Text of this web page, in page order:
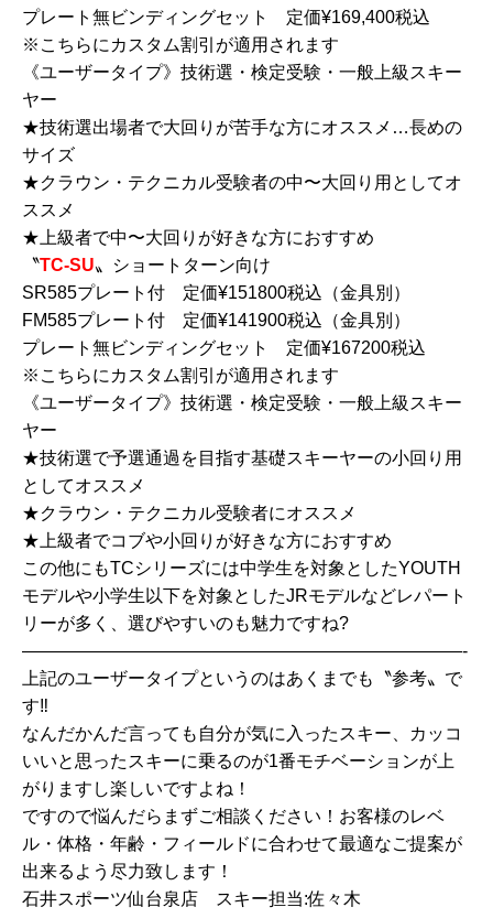
プレート無ビンディングセット 定価¥169,400税込
※こちらにカスタム割引が適用されます
《ユーザータイプ》技術選・検定受験・一般上級スキー
ヤー
★技術選出場者で大回りが苦手な方にオススメ…長めの
サイズ
★クラウン・テクニカル受験者の中〜大回り用としてオ
ススメ
★上級者で中〜大回りが好きな方におすすめ
〝TC-SU〟ショートターン向け
SR585プレート付 定価¥151800税込（金具別）
FM585プレート付 定価¥141900税込（金具別）
プレート無ビンディングセット 定価¥167200税込
※こちらにカスタム割引が適用されます
《ユーザータイプ》技術選・検定受験・一般上級スキー
ヤー
★技術選で予選通過を目指す基礎スキーヤーの小回り用
としてオススメ
★クラウン・テクニカル受験者にオススメ
★上級者でコブや小回りが好きな方におすすめ
この他にもTCシリーズには中学生を対象としたYOUTH
モデルや小学生以下を対象としたJRモデルなどレパート
リーが多く、選びやすいのも魅力ですね?
—————————————————————————-
上記のユーザータイプというのはあくまでも〝参考〟で
す‼️
なんだかんだ言っても自分が気に入ったスキー、カッコ
いいと思ったスキーに乗るのが1番モチベーションが上
がりますし楽しいですよね！
ですので悩んだらまずご相談ください！お客様のレベ
ル・体格・年齢・フィールドに合わせて最適なご提案が
出来るよう尽力致します！
石井スポーツ仙台泉店 スキー担当:佐々木